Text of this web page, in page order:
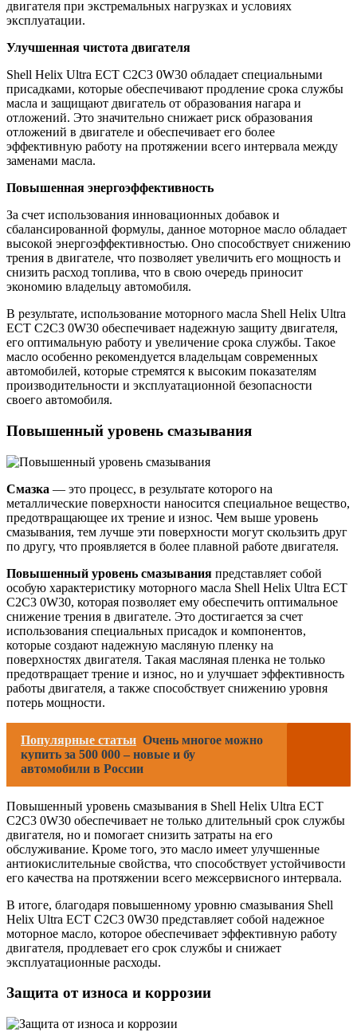
двигателя при экстремальных нагрузках и условиях
эксплуатации.
Улучшенная чистота двигателя
Shell Helix Ultra ECT C2C3 0W30 обладает специальными
присадками, которые обеспечивают продление срока службы
масла и защищают двигатель от образования нагара и
отложений. Это значительно снижает риск образования
отложений в двигателе и обеспечивает его более
эффективную работу на протяжении всего интервала между
заменами масла.
Повышенная энергоэффективность
За счет использования инновационных добавок и
сбалансированной формулы, данное моторное масло обладает
высокой энергоэффективностью. Оно способствует снижению
трения в двигателе, что позволяет увеличить его мощность и
снизить расход топлива, что в свою очередь приносит
экономию владельцу автомобиля.
В результате, использование моторного масла Shell Helix Ultra
ECT C2C3 0W30 обеспечивает надежную защиту двигателя,
его оптимальную работу и увеличение срока службы. Такое
масло особенно рекомендуется владельцам современных
автомобилей, которые стремятся к высоким показателям
производительности и эксплуатационной безопасности
своего автомобиля.
Повышенный уровень смазывания
Смазка — это процесс, в результате которого на
металлические поверхности наносится специальное вещество,
предотвращающее их трение и износ. Чем выше уровень
смазывания, тем лучше эти поверхности могут скользить друг
по другу, что проявляется в более плавной работе двигателя.
Повышенный уровень смазывания представляет собой
особую характеристику моторного масла Shell Helix Ultra ECT
C2C3 0W30, которая позволяет ему обеспечить оптимальное
снижение трения в двигателе. Это достигается за счет
использования специальных присадок и компонентов,
которые создают надежную масляную пленку на
поверхностях двигателя. Такая масляная пленка не только
предотвращает трение и износ, но и улучшает эффективность
работы двигателя, а также способствует снижению уровня
потерь мощности.
Популярные статьи Очень многое можно
купить за 500 000 – новые и бу
автомобили в России
Повышенный уровень смазывания в Shell Helix Ultra ECT
C2C3 0W30 обеспечивает не только длительный срок службы
двигателя, но и помогает снизить затраты на его
обслуживание. Кроме того, это масло имеет улучшенные
антиокислительные свойства, что способствует устойчивости
его качества на протяжении всего межсервисного интервала.
В итоге, благодаря повышенному уровню смазывания Shell
Helix Ultra ECT C2C3 0W30 представляет собой надежное
моторное масло, которое обеспечивает эффективную работу
двигателя, продлевает его срок службы и снижает
эксплуатационные расходы.
Защита от износа и коррозии